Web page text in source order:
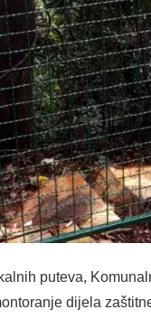
puteva,
dijela